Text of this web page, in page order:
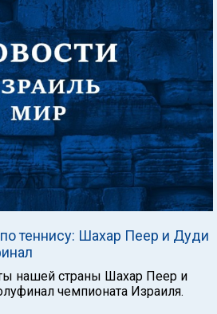
теннису: Шахар Пеер и Дуди
нашей страны Шахар Пеер и
чемпионата Израиля.